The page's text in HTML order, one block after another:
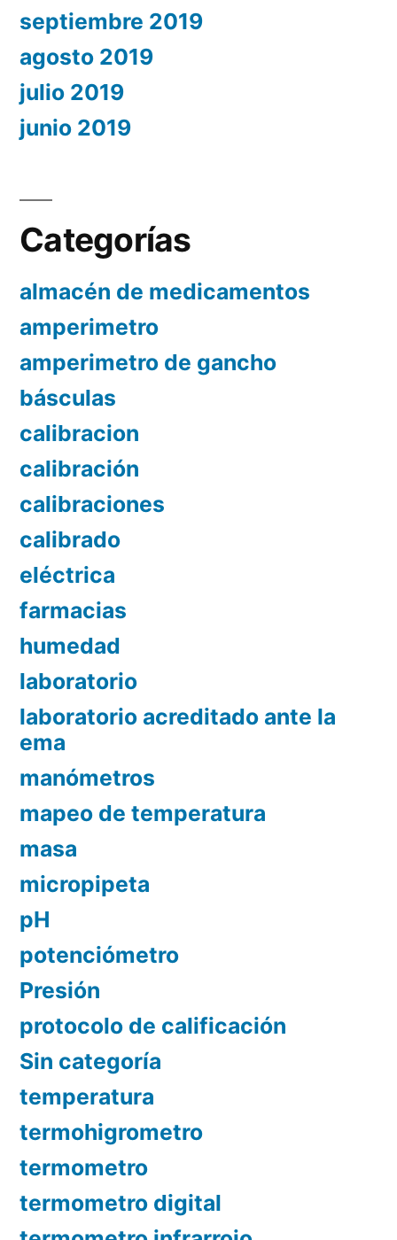
septiembre 2019
agosto 2019
julio 2019
junio 2019
Categorías
almacén de medicamentos
amperimetro
amperimetro de gancho
básculas
calibracion
calibración
calibraciones
calibrado
eléctrica
farmacias
humedad
laboratorio
laboratorio acreditado ante la
ema
manómetros
mapeo de temperatura
masa
micropipeta
pH
potenciómetro
Presión
protocolo de calificación
Sin categoría
temperatura
termohigrometro
termometro
termometro digital